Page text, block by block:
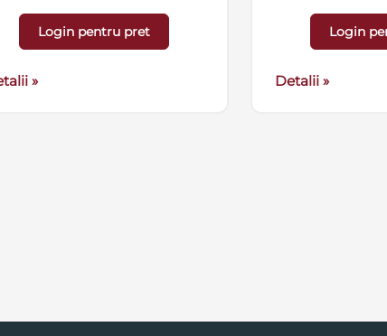
Login pentru pret
»
Login
Detalii »